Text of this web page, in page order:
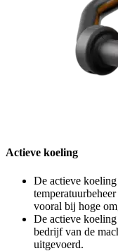
Actieve koeling
De actieve
vooral bij hoge
De actieve
bedrijf van de
uitgevoerd.